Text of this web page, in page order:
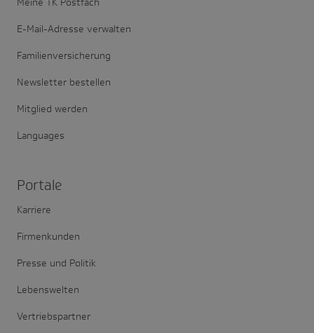
E-Mail-Adresse verwalten
Familienversicherung
Newsletter bestellen
Mitglied werden
Languages
Portale
Karriere
Firmenkunden
Presse und Politik
Lebenswelten
Vertriebspartner